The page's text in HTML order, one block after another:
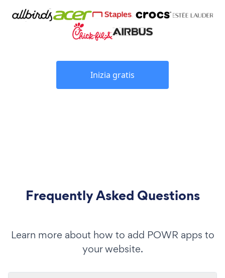
Inizia gratis
Frequently Asked Questions
Learn more about how to add POWR apps to
your website.